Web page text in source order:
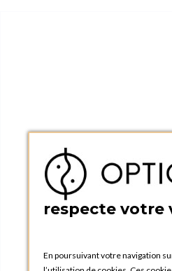
respecte votre
En poursuivant votre navigation